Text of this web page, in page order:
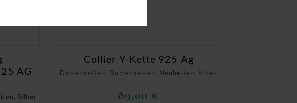
Silber
AG
Damenketten, Damenketten, Neuheiten, Silber
Collier Y-Kette 925 Ag
89,00 €